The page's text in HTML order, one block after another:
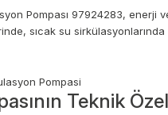
Pompası 97924283,
sıcak su
Teknik